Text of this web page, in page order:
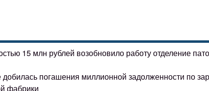
15 млн рублей возобновило работу отделение
погашения миллионной задолженности по
фабрики